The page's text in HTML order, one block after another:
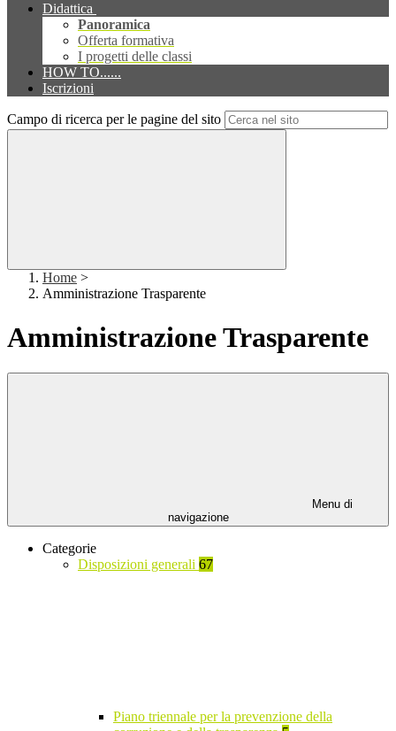
Didattica
Panoramica
Offerta formativa
I progetti delle classi
HOW TO......
Iscrizioni
Campo di ricerca per le pagine del sito
Home >
Amministrazione Trasparente
Amministrazione Trasparente
Menu di
navigazione
Categorie
Disposizioni generali 67
Piano triennale per la prevenzione della